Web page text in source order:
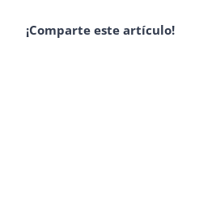
¡Comparte este artículo!